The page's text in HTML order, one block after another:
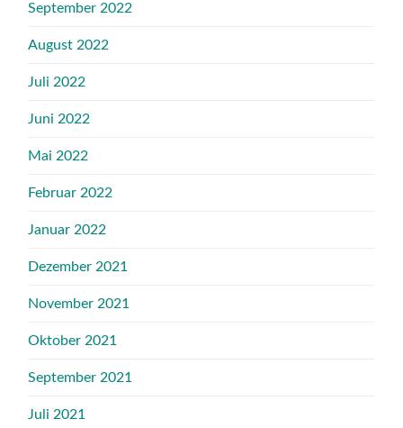
September 2022
August 2022
Juli 2022
Juni 2022
Mai 2022
Februar 2022
Januar 2022
Dezember 2021
November 2021
Oktober 2021
September 2021
Juli 2021